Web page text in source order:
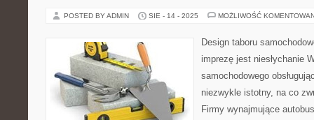
POSTED BY ADMIN SIE - 14 - 2025 MOŻLIWOŚĆ
Design taboru
imprezę jest niesłychanie
samochodowego
niezwykle istotny, na co
Firmy wynajmujące